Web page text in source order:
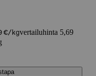
€/kgvertailuhinta 5,69